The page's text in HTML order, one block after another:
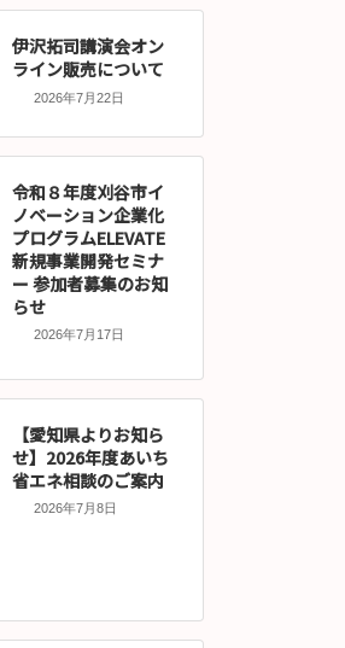
伊沢拓司講演会オン
ライン販売について
2026年7月22日
令和８年度刈谷市イ
ノベーション企業化
プログラムELEVATE
新規事業開発セミナ
ー 参加者募集のお知
らせ
2026年7月17日
【愛知県よりお知ら
せ】2026年度あいち
省エネ相談のご案内
2026年7月8日